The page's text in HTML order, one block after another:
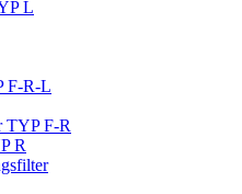
L
F-R-L
TYP F-R
R